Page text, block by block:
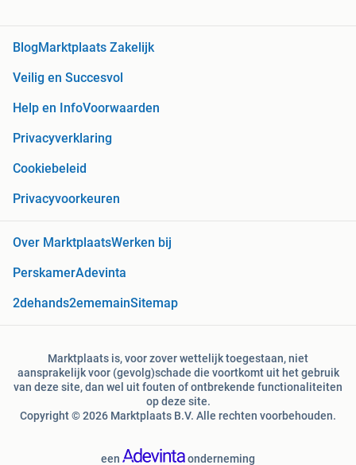
BlogMarktplaats Zakelijk
Veilig en Succesvol
Help en InfoVoorwaarden
Privacyverklaring
Cookiebeleid
Privacyvoorkeuren
Over MarktplaatsWerken bij
PerskamerAdevinta
2dehands2ememainSitemap
Marktplaats is, voor zover wettelijk toegestaan, niet
aansprakelijk voor (gevolg)schade die voortkomt uit het gebruik
van deze site, dan wel uit fouten of ontbrekende functionaliteiten
op deze site.
Copyright © 2026 Marktplaats B.V. Alle rechten voorbehouden.
een onderneming